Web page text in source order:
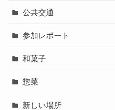
公共交通
参加レポート
和菓子
惣菜
新しい場所